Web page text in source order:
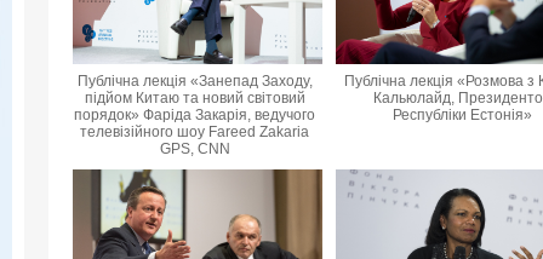
Публічна лекція «Занепад Заходу,
підйом Китаю та новий світовий
порядок» Фаріда Закарія, ведучого
телевізійного шоу Fareed Zakaria
GPS, CNN
Публічна лекція «Розмова з
Кальюлайд,
Республіки Естонія»